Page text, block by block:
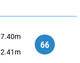
7.40m
2.41m
66